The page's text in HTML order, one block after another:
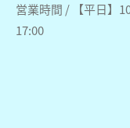
営業時間 / 【平日】
17:00